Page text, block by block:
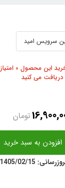
شما با خرید این محصول 0 امتیاز
دریافت می کنید
تومان
افزودن به سبد خرید
1405/02/15